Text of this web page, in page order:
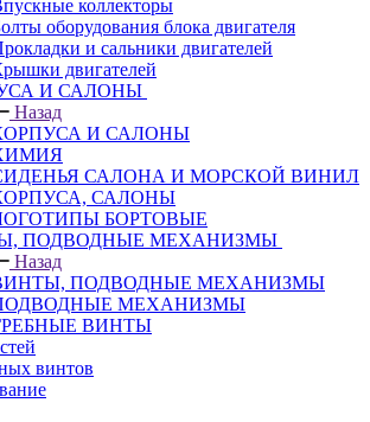
коллекторы
оборудования блока двигателя
и сальники двигателей
двигателей
И САЛОНЫ
Назад
И САЛОНЫ
САЛОНА И МОРСКОЙ ВИНИЛ
САЛОНЫ
БОРТОВЫЕ
ПОДВОДНЫЕ МЕХАНИЗМЫ
Назад
ПОДВОДНЫЕ МЕХАНИЗМЫ
МЕХАНИЗМЫ
ВИНТЫ
винтов